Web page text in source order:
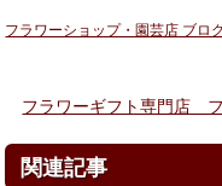
フラワーショップ・園芸店 ブロ
フラワーギフト専門店
関連記事